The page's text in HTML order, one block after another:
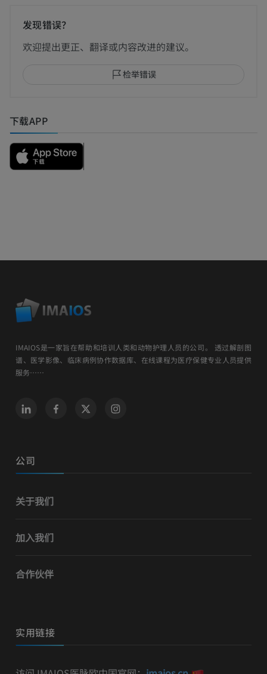
发现错误？
欢迎提出更正、翻译或内容改进的建议。
检举错误
下载APP
IMAIOS是一家旨在帮助和培训人类和动物护理人员的公司。 透过解剖图
谱、医学影像、临床病例协作数据库、在线课程为医疗保健专业人员提供
服务……
公司
关于我们
加入我们
合作伙伴
实用链接